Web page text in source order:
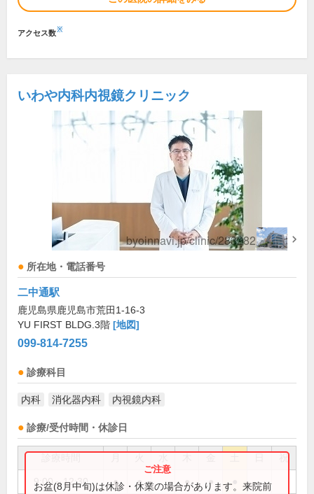
アクセス数※
いわや内科内視鏡クリニック
所在地・電話番号
二中通駅
鹿児島県鹿児島市荒田1-16-3
YU FIRST BLDG.3階 [地図]
099-814-7255
診療科目
内科 消化器内科 内視鏡内科
診療/受付時間・休診日
祝
9:00～12:30 ● ● ● ●
お盆(8月中旬)は休診・休業の場合があります。来院前